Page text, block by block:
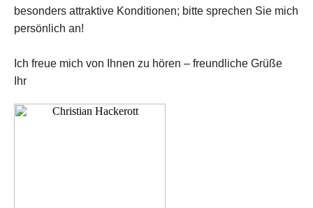
besonders attraktive Konditionen; bitte sprechen Sie mich
persönlich an!
Ich freue mich von Ihnen zu hören – freundliche Grüße
Ihr